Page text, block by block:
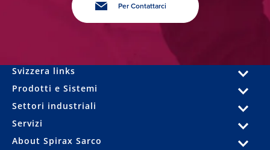
Per Contattarci
Svizzera links
Prodotti e Sistemi
Settori industriali
Servizi
About Spirax Sarco